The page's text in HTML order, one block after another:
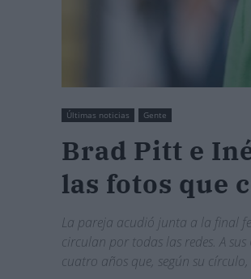
Últimas noticias Gente
Brad Pitt e
las fotos que
La pareja acudió junta a la final
circulan por todas las redes. A
cuatro años que, según su